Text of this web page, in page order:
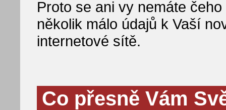
Proto se ani vy nemáte
několik málo údajů k Vaší
internetové sítě.
Co přesně Vám